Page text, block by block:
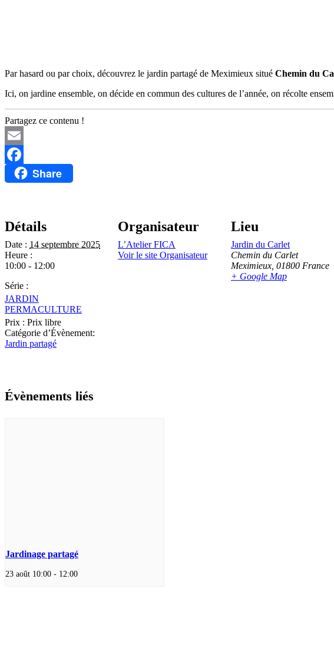
Par hasard ou par choix, découvrez le jardin partagé de Meximieux situé Chemin du
Ici, on jardine ensemble, on décide en commun des cultures de l’année, on récolte
Partagez ce contenu !
Email
FacebookShare
Détails
Date : 14 septembre 2025
Heure :
10:00 - 12:00
Série :
JARDIN
PERMACULTURE
Prix : Prix libre
Catégorie d’Évènement:
Jardin partagé
Organisateur
L’Atelier FICA
Voir le site Organisateur
Lieu
Jardin du Carlet
Chemin du Carlet
Meximieux 01800 France
+ Google Map
Évènements liés
Jardinage partagé
23 août 10:00 - 12:00